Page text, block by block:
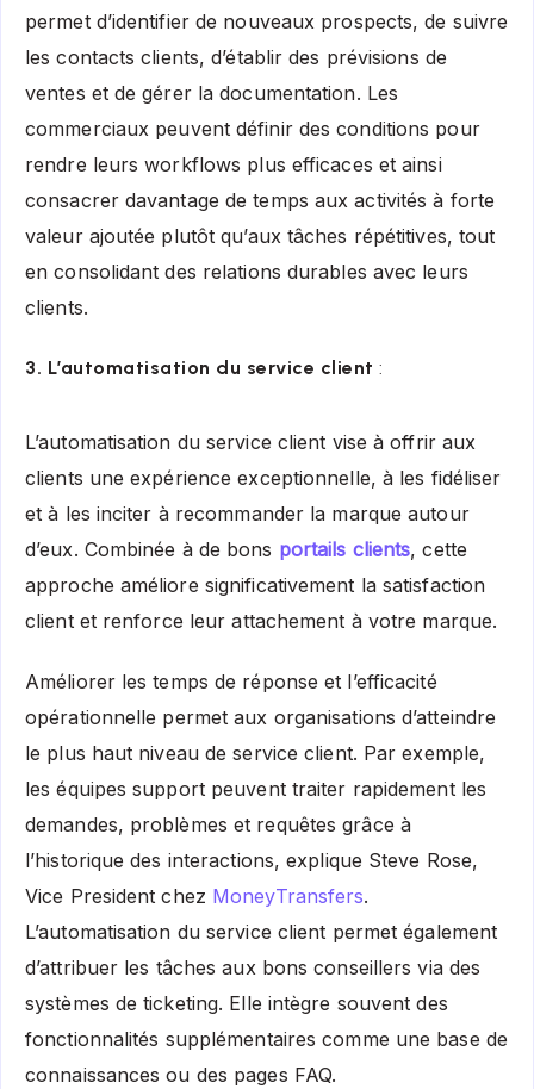
permet d’identifier de nouveaux prospects, de suivre
les contacts clients, d’établir des prévisions de
ventes et de gérer la documentation. Les
commerciaux peuvent définir des conditions pour
rendre leurs workflows plus efficaces et ainsi
consacrer davantage de temps aux activités à forte
valeur ajoutée plutôt qu’aux tâches répétitives, tout
en consolidant des relations durables avec leurs
clients.
3. L’automatisation du service client :
L’automatisation du service client vise à offrir aux
clients une expérience exceptionnelle, à les fidéliser
et à les inciter à recommander la marque autour
d’eux. Combinée à de bons portails clients, cette
approche améliore significativement la satisfaction
client et renforce leur attachement à votre marque.
Améliorer les temps de réponse et l’efficacité
opérationnelle permet aux organisations d’atteindre
le plus haut niveau de service client. Par exemple,
les équipes support peuvent traiter rapidement les
demandes, problèmes et requêtes grâce à
l’historique des interactions, explique Steve Rose,
Vice President chez MoneyTransfers.
L’automatisation du service client permet également
d’attribuer les tâches aux bons conseillers via des
systèmes de ticketing. Elle intègre souvent des
fonctionnalités supplémentaires comme une base de
connaissances ou des pages FAQ.